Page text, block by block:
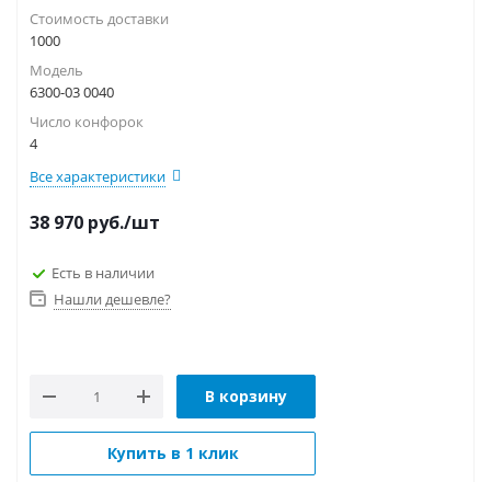
Стоимость доставки
1000
Модель
6300-03 0040
Число конфорок
4
Все характеристики
38 970 руб./шт
Есть в наличии
Нашли дешевле?
В корзину
Купить в 1 клик